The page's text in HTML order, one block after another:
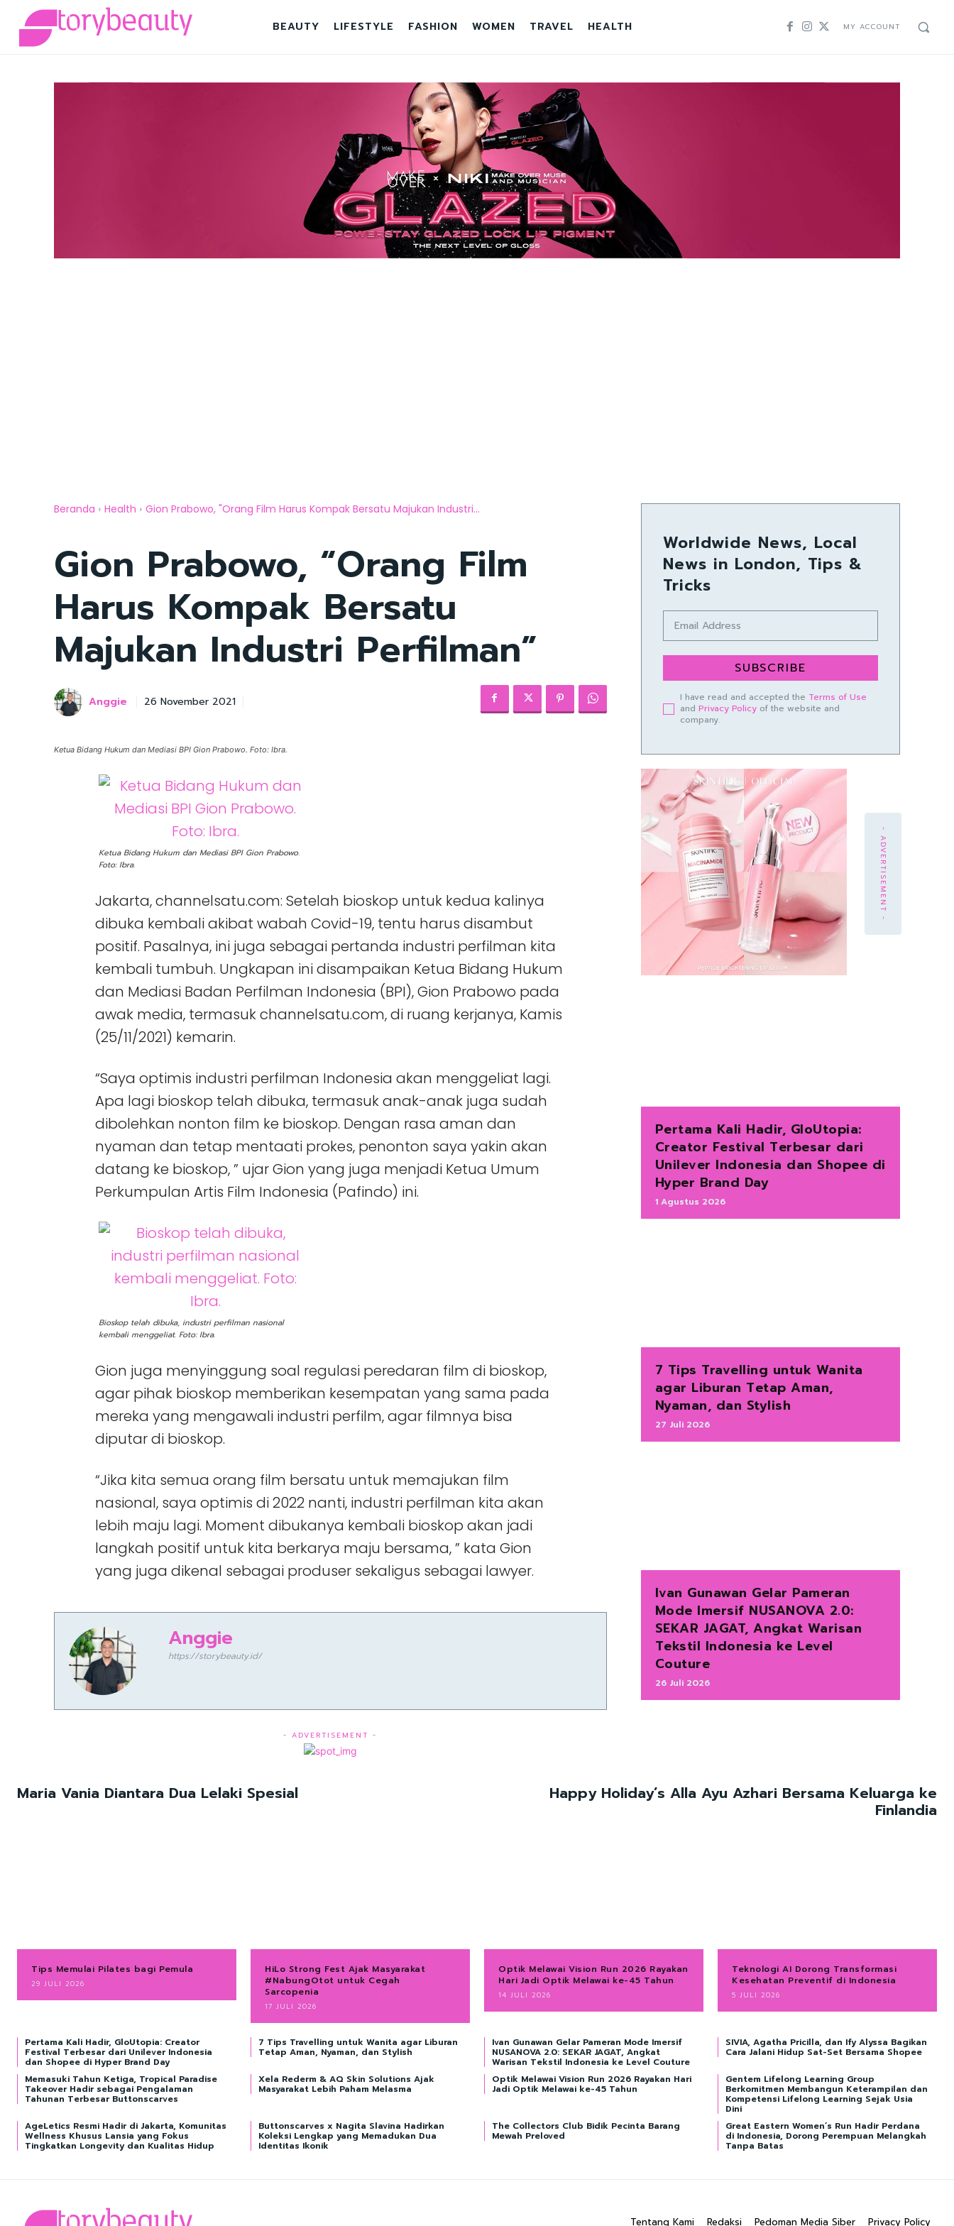
BEAUTY LIFESTYLE FASHION WOMEN TRAVEL HEALTH MY ACCOUNT
Beranda Health Gion Prabowo, "Orang Film Harus Kompak Bersatu Majukan Industri...
Gion Prabowo, “Orang Film
Harus Kompak Bersatu
Majukan Industri Perfilman”
Anggie 26 November 2021
Ketua Bidang Hukum dan Mediasi BPI Gion Prabowo. Foto: Ibra.
Ketua Bidang Hukum dan Mediasi BPI Gion Prabowo.
Foto: Ibra.
Jakarta, channelsatu.com: Setelah bioskop untuk kedua kalinya
dibuka kembali akibat wabah Covid-19, tentu harus disambut
positif. Pasalnya, ini juga sebagai pertanda industri perfilman kita
kembali tumbuh. Ungkapan ini disampaikan Ketua Bidang Hukum
dan Mediasi Badan Perfilman Indonesia (BPI), Gion Prabowo pada
awak media, termasuk channelsatu.com, di ruang kerjanya, Kamis
(25/11/2021) kemarin.
“Saya optimis industri perfilman Indonesia akan menggeliat lagi.
Apa lagi bioskop telah dibuka, termasuk anak-anak juga sudah
dibolehkan nonton film ke bioskop. Dengan rasa aman dan
nyaman dan tetap mentaati prokes, penonton saya yakin akan
datang ke bioskop, ” ujar Gion yang juga menjadi Ketua Umum
Perkumpulan Artis Film Indonesia (Pafindo) ini.
Bioskop telah dibuka, industri perfilman nasional
kembali menggeliat. Foto: Ibra.
Gion juga menyinggung soal regulasi peredaran film di bioskop,
agar pihak bioskop memberikan kesempatan yang sama pada
mereka yang mengawali industri perfilm, agar filmnya bisa
diputar di bioskop.
“Jika kita semua orang film bersatu untuk memajukan film
nasional, saya optimis di 2022 nanti, industri perfilman kita akan
lebih maju lagi. Moment dibukanya kembali bioskop akan jadi
langkah positif untuk kita berkarya maju bersama, ” kata Gion
yang juga dikenal sebagai produser sekaligus sebagai lawyer.
Anggie
https://storybeauty.id/
- ADVERTISEMENT -
Worldwide News, Local
News in London, Tips &
Tricks
SUBSCRIBE
I have read and accepted the Terms of Use
and Privacy Policyof the website and
company.
- ADVERTISEMENT -
Pertama Kali Hadir, GloUtopia:
Creator Festival Terbesar dari
Unilever Indonesia dan Shopee di
Hyper Brand Day
1 Agustus 2026
7 Tips Travelling untuk Wanita
agar Liburan Tetap Aman,
Nyaman, dan Stylish
27 Juli 2026
Ivan Gunawan Gelar Pameran
Mode Imersif NUSANOVA 2.0:
SEKAR JAGAT, Angkat Warisan
Tekstil Indonesia ke Level
Couture
26 Juli 2026
Maria Vania Diantara Dua Lelaki Spesial
Happy Holiday’s Alla Ayu Azhari Bersama Keluarga ke
Finlandia
Tips Memulai Pilates bagi Pemula
29 JULI 2026
HiLo Strong Fest Ajak Masyarakat
#NabungOtot untuk Cegah
Sarcopenia
17 JULI 2026
Optik Melawai Vision Run 2026 Rayakan
Hari Jadi Optik Melawai ke-45 Tahun
14 JULI 2026
Teknologi AI Dorong Transformasi
Kesehatan Preventif di Indonesia
5 JULI 2026
Pertama Kali Hadir, GloUtopia: Creator
Festival Terbesar dari Unilever Indonesia
dan Shopee di Hyper Brand Day
7 Tips Travelling untuk Wanita agar Liburan
Tetap Aman, Nyaman, dan Stylish
Ivan Gunawan Gelar Pameran Mode Imersif
NUSANOVA 2.0: SEKAR JAGAT, Angkat
Warisan Tekstil Indonesia ke Level Couture
SIVIA, Agatha Pricilla, dan Ify Alyssa Bagikan
Cara Jalani Hidup Sat-Set Bersama Shopee
Memasuki Tahun Ketiga, Tropical Paradise
Takeover Hadir sebagai Pengalaman
Tahunan Terbesar Buttonscarves
Xela Rederm & AQ Skin Solutions Ajak
Masyarakat Lebih Paham Melasma
Optik Melawai Vision Run 2026 Rayakan Hari
Jadi Optik Melawai ke-45 Tahun
Gentem Lifelong Learning Group
Berkomitmen Membangun Keterampilan dan
Kompetensi Lifelong Learning Sejak Usia
Dini
AgeLetics Resmi Hadir di Jakarta, Komunitas
Wellness Khusus Lansia yang Fokus
Tingkatkan Longevity dan Kualitas Hidup
Buttonscarves x Nagita Slavina Hadirkan
Koleksi Lengkap yang Memadukan Dua
Identitas Ikonik
The Collectors Club Bidik Pecinta Barang
Mewah Preloved
Great Eastern Women’s Run Hadir Perdana
di Indonesia, Dorong Perempuan Melangkah
Tanpa Batas
Tentang Kami Redaksi Pedoman Media Siber Privacy Policy